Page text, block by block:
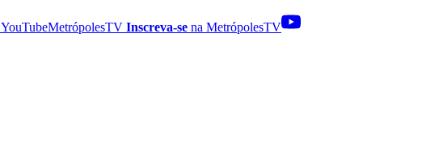
YouTubeMetrópolesTV Inscreva-se na MetrópolesTV